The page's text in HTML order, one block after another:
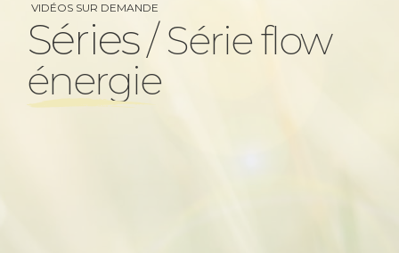
VIDÉOS SUR DEMANDE
Séries/ Série flow
énergie